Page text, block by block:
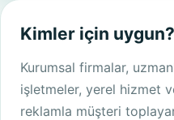
Kimler için uygun?
Kurumsal firmalar,
işletmeler, yerel hizmet
reklamla müşteri